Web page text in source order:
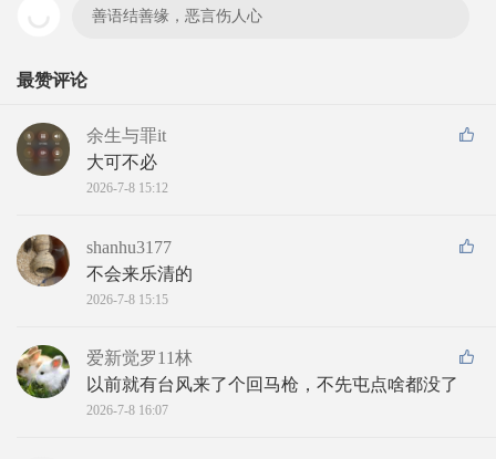
善语结善缘，恶言伤人心
最赞评论
余生与罪it
大可不必
2026-7-8 15:12
shanhu3177
不会来乐清的
2026-7-8 15:15
爱新觉罗11林
以前就有台风来了个回马枪，不先屯点啥都没了
2026-7-8 16:07